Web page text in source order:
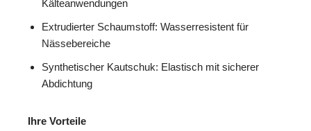
Kälteanwendungen
Extrudierter Schaumstoff: Wasserresistent für
Nässebereiche
Synthetischer Kautschuk: Elastisch mit sicherer
Abdichtung
Ihre Vorteile